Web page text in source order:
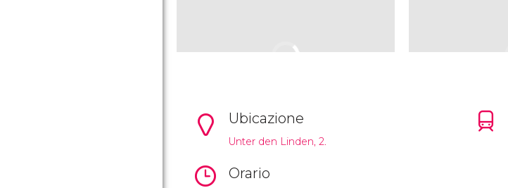
Ubicazione
Unter den Linden, 2.
Orario